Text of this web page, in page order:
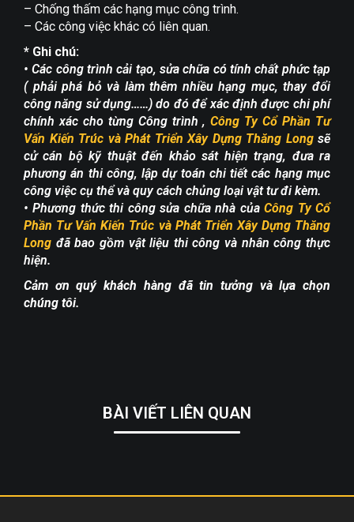
– Chống thấm các hạng mục công trình.
– Các công việc khác có liên quan.
* Ghi chú:
• Các công trình cải tạo, sửa chữa có tính chất phức tạp
( phải phá bỏ và làm thêm nhiều hạng mục, thay đổi
công năng sử dụng……) do đó để xác định được chi phí
chính xác cho từng Công trình ,Công Ty Cổ Phần Tư
Vấn Kiến Trúc và Phát Triển Xây Dựng Thăng Longsẽ
cử cán bộ kỹ thuật đến khảo sát hiện trạng, đưa ra
phương án thi công, lập dự toán chi tiết các hạng mục
công việc cụ thể và quy cách chủng loại vật tư đi kèm.
• Phương thức thi công sửa chữa nhà củaCông Ty Cổ
Phần Tư Vấn Kiến Trúc và Phát Triển Xây Dựng Thăng
Long đã bao gồm vật liệu thi công và nhân công thực
hiện.
Cảm ơn quý khách hàng đã tin tưởng và lựa chọn
chúng tôi.
BÀI VIẾT LIÊN QUAN